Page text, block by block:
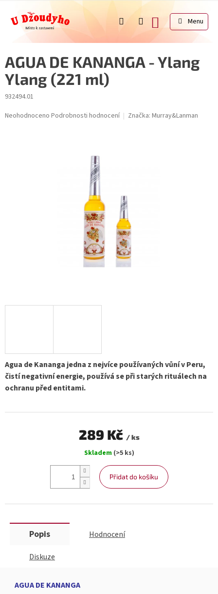
obsah
NÁKUPNÍ
KOŠÍK
AGUA DE KANANGA - Ylang
Ylang (221 ml)
932494.01
Průměrné
Neohodnoceno Podrobnosti hodnocení Značka: Murray&Lanman
Agua de Kananga jedna z nejvíce používaných vůní v Peru,
čistí negativní energie, používá se při starých rituálech na
ochranu před entitami.
289 Kč / ks
cena:
Skladem (>5 ks)
Přidat do košíku
Popis Hodnocení
Diskuze
AGUA DE KANANGA